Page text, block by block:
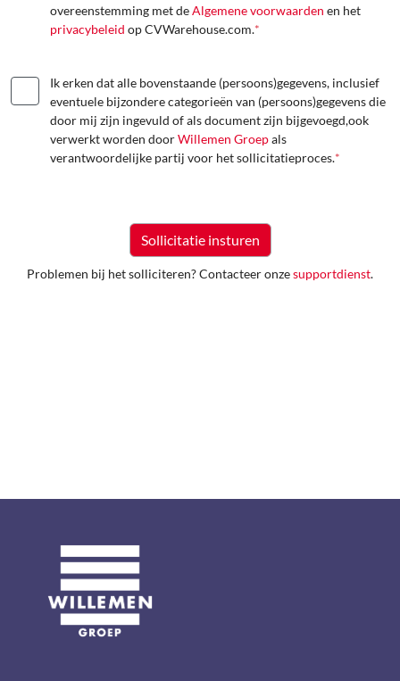
overeenstemming met deAlgemene voorwaarden en het
privacybeleid op CVWarehouse.com.*
Ik erken dat alle bovenstaande (persoons)gegevens, inclusief
eventuele bijzondere categorieën van (persoons)gegevens die
door mij zijn ingevuld of als document zijn bijgevoegd,ook
verwerkt worden doorWillemen Groepals
verantwoordelijke partij voor het sollicitatieproces.*
Problemen bij het solliciteren? Contacteer onzesupportdienst.